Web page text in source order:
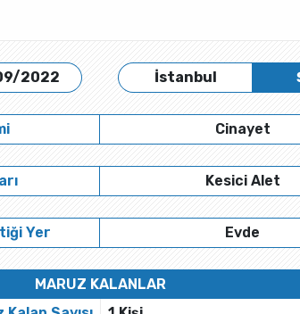
2022 İstanbul
Cinayet
Kesici Alet
Yer Evde
MARUZ KALANLAR